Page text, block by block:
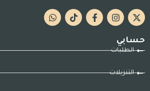
حسابي
الطلبات
التنزيلات